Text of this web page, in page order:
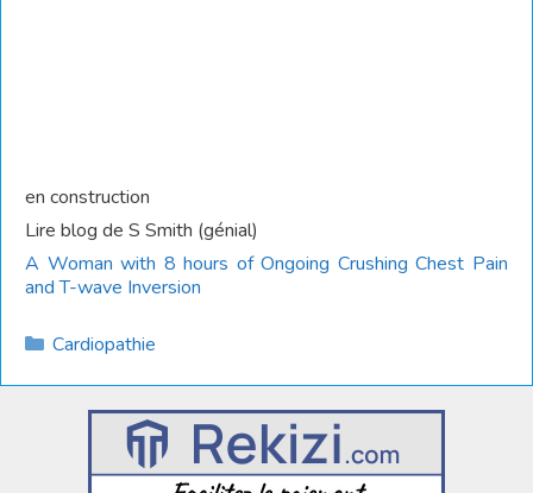
en construction
Lire blog de S Smith (génial)
A Woman with 8 hours of Ongoing Crushing Chest Pain
and T-wave Inversion
Catégories
Cardiopathie